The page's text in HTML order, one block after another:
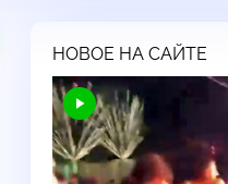
НОВОЕ НА САЙТЕ